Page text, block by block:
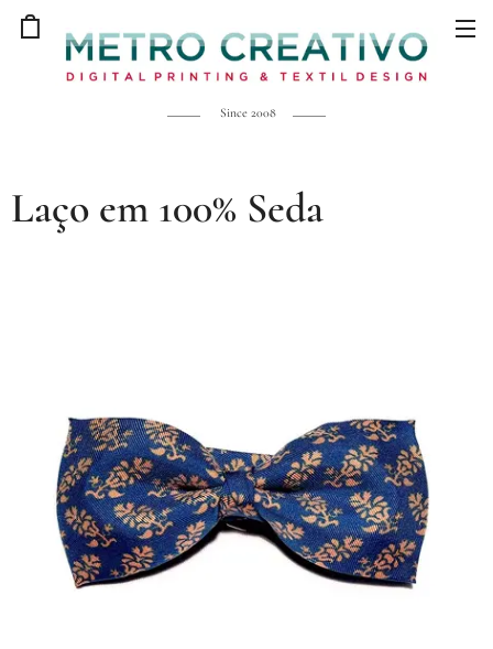
Since 2008
Laço em 100% Seda